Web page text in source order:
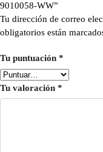
9010058-WW”
Tu dirección de correo
obligatorios están
Tu puntuación *
Tu valoración *